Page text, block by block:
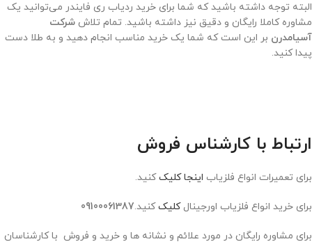
البته توجه داشته باشید که شما برای خرید ردیاب ری فایندر می‌توانید یک
مشاوره کاملا رایگان و دقیق نیز داشته باشید. تمام تلاش شرکت
آسیامدرن بر این است که شما یک خرید مناسب انجام دهید و به طلا دست
پیدا کنید.
ارتباط با کارشناس فروش
برای تعمیرات انواع فلزیاب اینجا کلیککنید.
برای خرید انواع فلزیاب اورجینالکلیککنید.09100061387
برای مشاوره رایگان در مورد علائم و نشانه ها و خرید و فروش با کارشناسان